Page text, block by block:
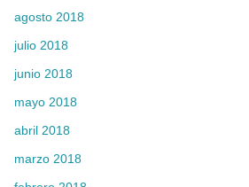
agosto 2018
julio 2018
junio 2018
mayo 2018
abril 2018
marzo 2018